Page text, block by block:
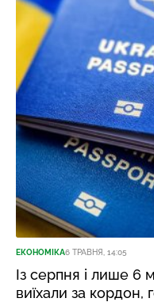
ЕКОНОМІКА6 ТРАВНЯ, 14:05
Із серпня і лише 6
виїхали за кордон,